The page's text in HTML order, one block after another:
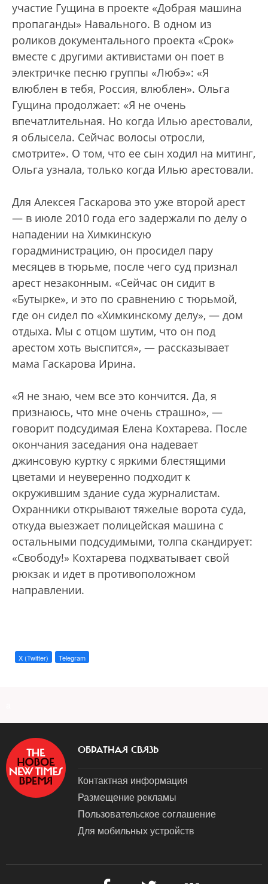
участие Гущина в проекте «Добрая машина
пропаганды» Навального. В одном из
роликов документального проекта «Срок»
вместе с другими активистами он поет в
электричке песню группы «Любэ»: «Я
влюблен в тебя, Россия, влюблен». Ольга
Гущина продолжает: «Я не очень
впечатлительная. Но когда Илью арестовали,
я облысела. Сейчас волосы отросли,
смотрите». О том, что ее сын ходил на митинг,
Ольга узнала, только когда Илью арестовали.
Для Алексея Гаскарова это уже второй арест
— в июле 2010 года его задержали по делу о
нападении на Химкинскую
горадминистрацию, он просидел пару
месяцев в тюрьме, после чего суд признал
арест незаконным. «Сейчас он сидит в
«Бутырке», и это по сравнению с тюрьмой,
где он сидел по «Химкинскому делу», — дом
отдыха. Мы с отцом шутим, что он под
арестом хоть выспится», — рассказывает
мама Гаскарова Ирина.
«Я не знаю, чем все это кончится. Да, я
признаюсь, что мне очень страшно», —
говорит подсудимая Елена Кохтарева. После
окончания заседания она надевает
джинсовую куртку с яркими блестящими
цветами и неуверенно подходит к
окружившим здание суда журналистам.
Охранники открывают тяжелые ворота суда,
откуда выезжает полицейская машина с
остальными подсудимыми, толпа скандирует:
«Свободу!» Кохтарева подхватывает свой
рюкзак и идет в противоположном
направлении.
X (Twitter) Telegram
ОБРАТНАЯ СВЯЗЬ
Контактная информация
Размещение рекламы
Пользовательское соглашение
Для мобильных устройств